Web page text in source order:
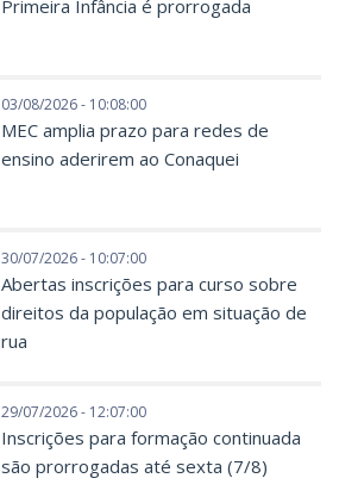
Primeira Infância é prorrogada
03/08/2026 - 10:08:00
MEC amplia prazo para redes de
ensino aderirem ao Conaquei
30/07/2026 - 10:07:00
Abertas inscrições para curso sobre
direitos da população em situação de
rua
29/07/2026 - 12:07:00
Inscrições para formação continuada
são prorrogadas até sexta (7/8)